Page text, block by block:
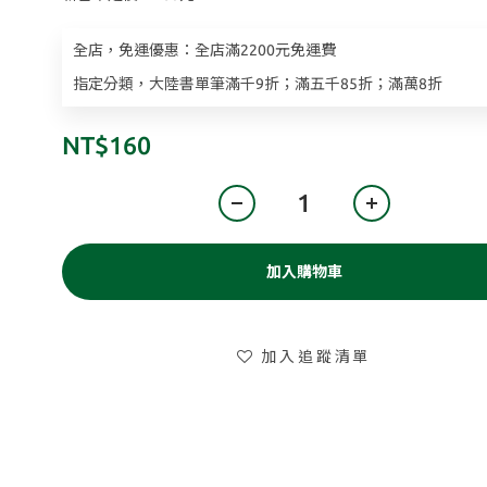
全店，免運優惠：全店滿2200元免運費
指定分類，大陸書單筆滿千9折；滿五千85折；滿萬8折
NT$160
加入購物車
加入追蹤清單